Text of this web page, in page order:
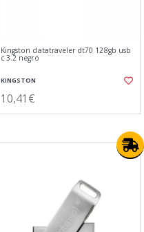
Kingston datatraveler dt70 128gb usb
c 3.2 negro
KINGSTON
10,41€